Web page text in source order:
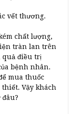
vết thương.
chất lượng,
tràn lan trên
quả điều trị
bệnh nhân.
mua thuốc
Vậy khách